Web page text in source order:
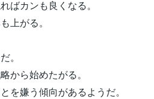
ばカンも良くなる。
上がる。
。
から始めたがる。
を嫌う傾向があるようだ。